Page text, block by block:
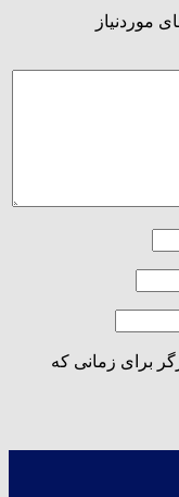
موردنیاز
برای زمانی که